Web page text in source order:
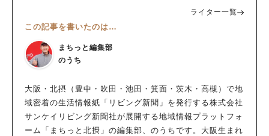
ライター一覧
この記事を書いたのは…
まちっと編集部
のうち
大阪・北摂（豊中・吹田・池田・箕面・茨木・高槻）で地
域密着の生活情報紙「リビング新聞」を発行する株式会社
サンケイリビング新聞社が展開する地域情報プラットフォ
ーム「まちっと北摂」の編集部、のうちです。大阪生まれ